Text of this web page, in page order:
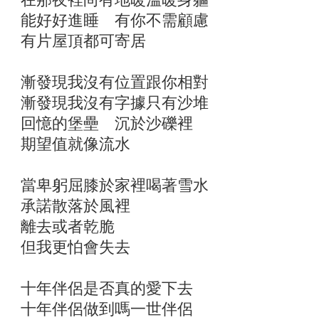
能好好進睡 有你不需顧慮
有片屋頂都可寄居
漸發現我沒有位置跟你相對
漸發現我沒有字據只有沙堆
回憶的堡壘 沉於沙礫裡
期望值就像流水
當卑躬屈膝於家裡喝著雪水
承諾散落於風裡
離去或者乾脆
但我更怕會失去
十年伴侶是否真的愛下去
十年伴侶做到嗎一世伴侶